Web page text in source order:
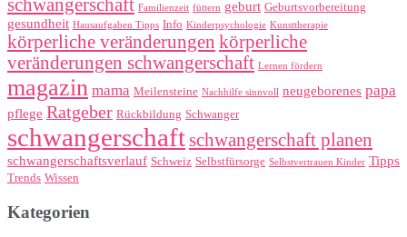
schwangerschaft Familienzeit füttern geburt Geburtsvorbereitung
gesundheit Hausaufgaben Tipps Info Kinderpsychologie Kunsttherapie
körperliche veränderungen körperliche
veränderungen schwangerschaft Lernen fördern
magazin mama Meilensteine Nachhilfe sinnvoll neugeborenes papa
pflege Ratgeber Rückbildung Schwanger
schwangerschaftschwangerschaft planen
schwangerschaftsverlauf Schweiz Selbstfürsorge Selbstvertrauen Kinder Tipps
Trends Wissen
Kategorien